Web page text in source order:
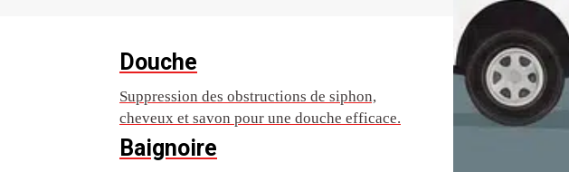
Douche
Suppression des obstructions de siphon,
cheveux et savon pour une douche efficace.
Baignoire